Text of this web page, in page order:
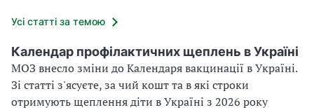
Усі статті за темою
Календар профілактичних щеплень в Україні
МОЗ внесло зміни до Календаря вакцинації в Україні.
Зі статті з'ясуєте, за чий кошт та в які строки
отримують щеплення діти в Україні з 2026 року